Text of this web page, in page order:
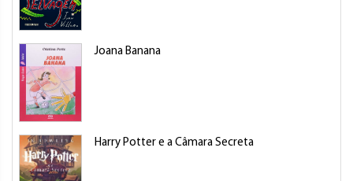
Joana Banana
Harry Potter e a Câmara Secreta